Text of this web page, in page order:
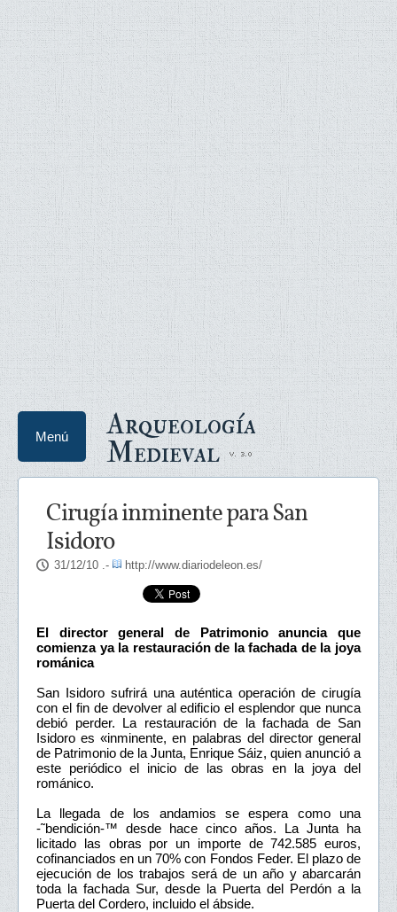
Arqueología
Medieval
Menú
Cirugía inminente para San
Isidoro
31/12/10 .- http://www.diariodeleon.es/
El director general de Patrimonio anuncia que
comienza ya la restauración de la fachada de la joya
románica
San Isidoro sufrirá una auténtica operación de cirugía
con el fin de devolver al edificio el esplendor que nunca
debió perder. La restauración de la fachada de San
Isidoro es «inminente, en palabras del director general
de Patrimonio de la Junta, Enrique Sáiz, quien anunció a
este periódico el inicio de las obras en la joya del
románico.
La llegada de los andamios se espera como una
-˜bendición-™ desde hace cinco años. La Junta ha
licitado las obras por un importe de 742.585 euros,
cofinanciados en un 70% con Fondos Feder. El plazo de
ejecución de los trabajos será de un año y abarcarán
toda la fachada Sur, desde la Puerta del Perdón a la
Puerta del Cordero, incluido el ábside.